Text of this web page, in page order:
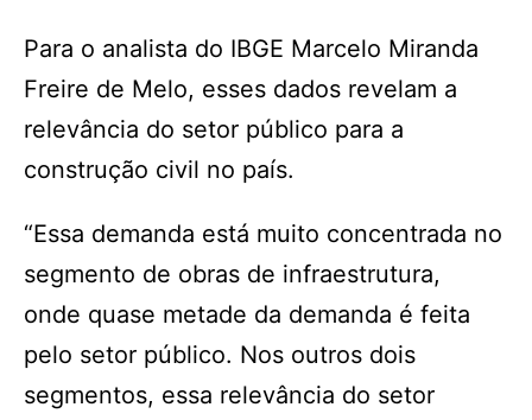
Para o analista do IBGE Marcelo Miranda
Freire de Melo, esses dados revelam a
relevância do setor público para a
construção civil no país.
“Essa demanda está muito concentrada no
segmento de obras de infraestrutura,
onde quase metade da demanda é feita
pelo setor público. Nos outros dois
segmentos, essa relevância do setor